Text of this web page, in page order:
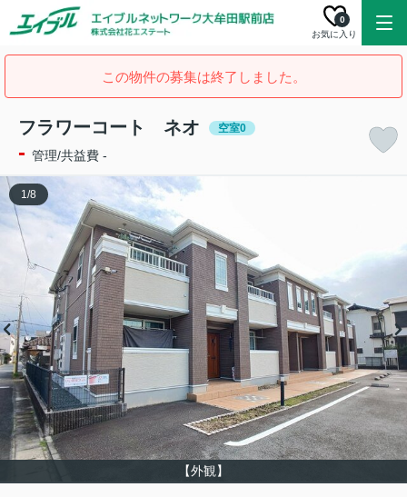
お気に入り
0
この物件の募集は終了しました。
フラワーコート ネオ 空室0
- 管理/共益費 -
【外観】
1/8